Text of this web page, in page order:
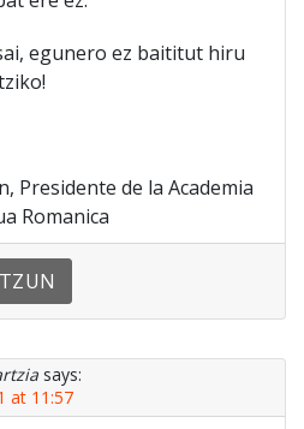
egunero ez baititut hiru
Presidente de la Academia
Romanica
says:
at 11:57